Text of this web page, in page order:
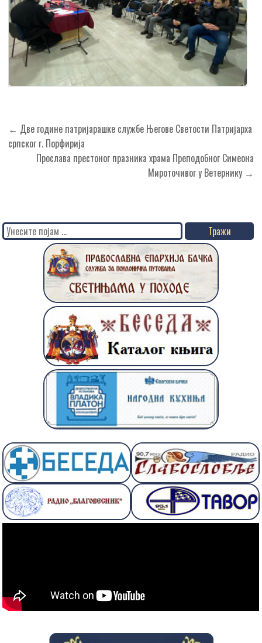
Кретање
чланка
← Две године патријарашке службе Његове Светости Патријарха
српског г. Порфирија
Прослава престоног празника храма Преподобног Симеона
Мироточивог у Ветернику →
Search
for: